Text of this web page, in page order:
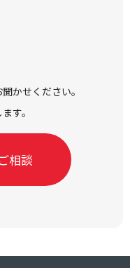
かせください。
す。
相談